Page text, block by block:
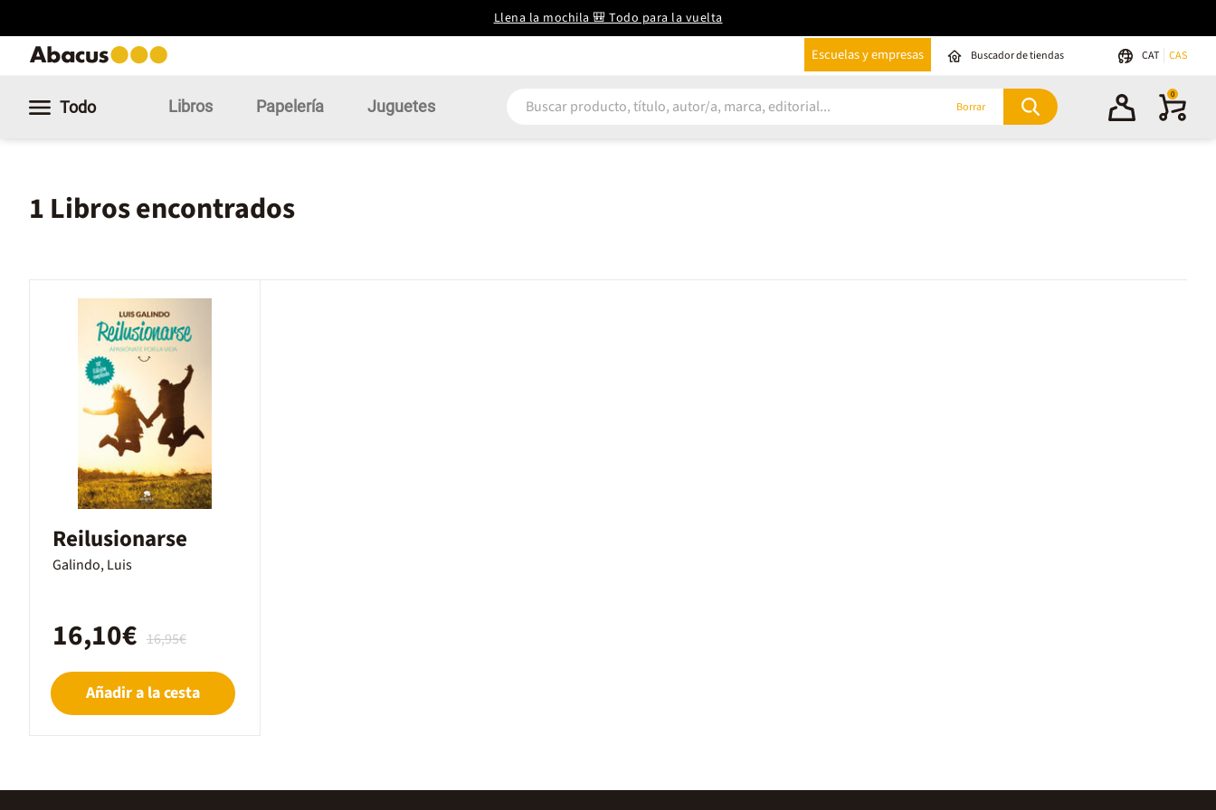
Llena la mochila 🎒 Todo para la vuelta
Escuelas y empresas Buscador de tiendas CAT CAS
Todo Libros Papelería Juguetes Borrar
0
1 Libros encontrados
Reilusionarse
Galindo, Luis
16,95€
16,10€
Añadir a la cesta